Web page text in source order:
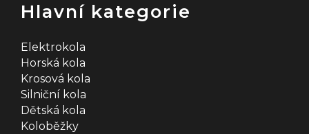
Hlavní kategorie
Elektrokola
Horská kola
Krosová kola
Silniční kola
Dětská kola
Koloběžky